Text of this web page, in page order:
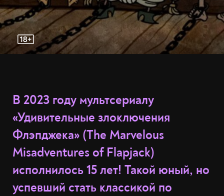
В 2023 году мультсериалу
«Удивительные злоключения
Флэпджека» (The Marvelous
Misadventures of Flapjack)
исполнилось 15 лет! Такой юный, но
успевший стать классикой по